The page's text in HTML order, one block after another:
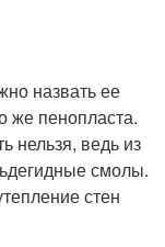
назвать ее
же пенопласта.
нельзя, ведь из
смолы.
стен